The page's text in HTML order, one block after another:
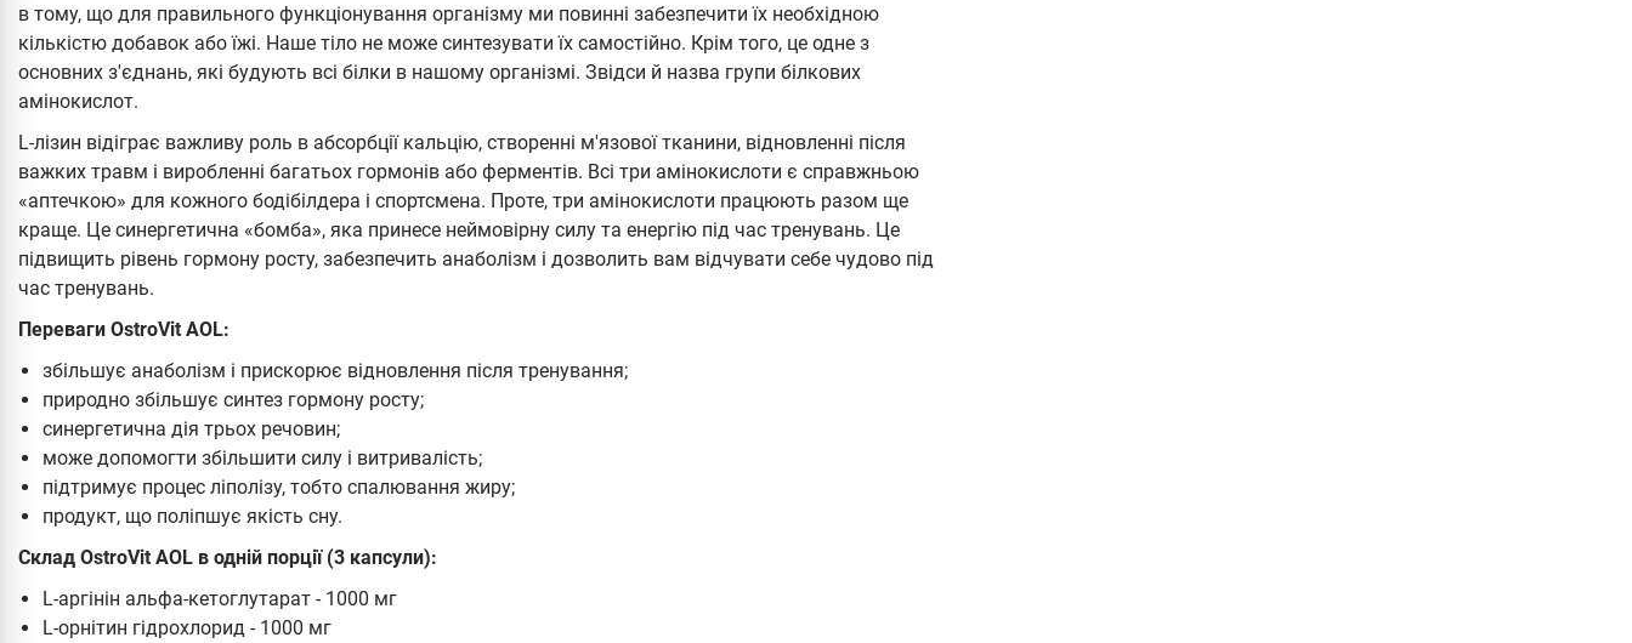
в тому, що для правильного функціонування організму ми повинні забезпечити їх необхідною
кількістю добавок або їжі. Наше тіло не може синтезувати їх самостійно. Крім того, це одне з
основних з'єднань, які будують всі білки в нашому організмі. Звідси й назва групи білкових
амінокислот.
L-лізин відіграє важливу роль в абсорбції кальцію, створенні м'язової тканини, відновленні після
важких травм і виробленні багатьох гормонів або ферментів. Всі три амінокислоти є справжньою
«аптечкою» для кожного бодібілдера і спортсмена. Проте, три амінокислоти працюють разом ще
краще. Це синергетична «бомба», яка принесе неймовірну силу та енергію під час тренувань. Це
підвищить рівень гормону росту, забезпечить анаболізм і дозволить вам відчувати себе чудово під
час тренувань.
Переваги OstroVit AOL:
збільшує анаболізм і прискорює відновлення після тренування;
природно збільшує синтез гормону росту;
синергетична дія трьох речовин;
може допомогти збільшити силу і витривалість;
підтримує процес ліполізу, тобто спалювання жиру;
продукт, що поліпшує якість сну.
Склад OstroVit AOL в одній порції (3 капсули):
L-аргінін альфа-кетоглутарат - 1000 мг
L-орнітин гідрохлорид - 1000 мг